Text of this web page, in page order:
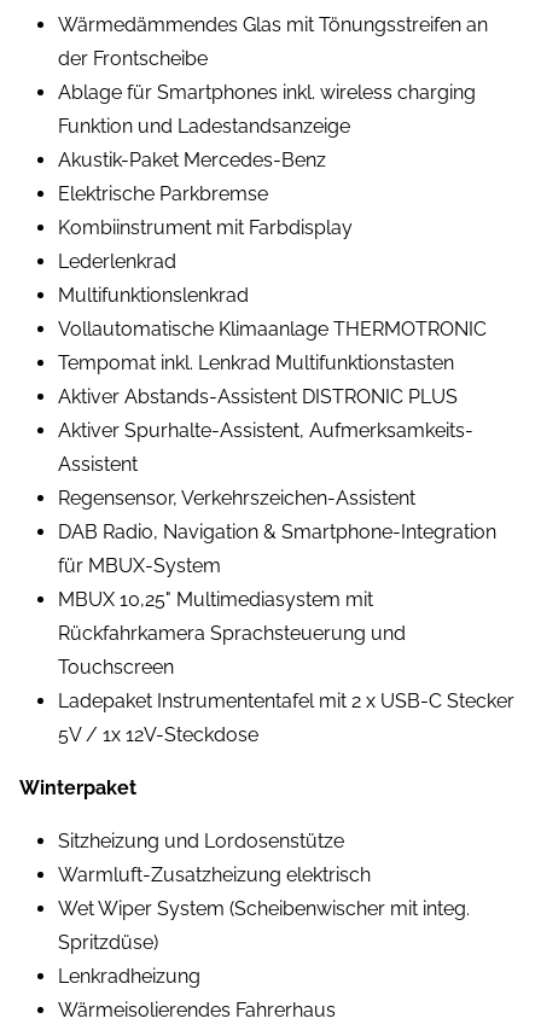
Wärmedämmendes Glas mit Tönungsstreifen an
der Frontscheibe
Ablage für Smartphones inkl. wireless charging
Funktion und Ladestandsanzeige
Akustik-Paket Mercedes-Benz
Elektrische Parkbremse
Kombiinstrument mit Farbdisplay
Lederlenkrad
Multifunktionslenkrad
Vollautomatische Klimaanlage THERMOTRONIC
Tempomat inkl. Lenkrad Multifunktionstasten
Aktiver Abstands-Assistent DISTRONIC PLUS
Aktiver Spurhalte-Assistent, Aufmerksamkeits-
Assistent
Regensensor, Verkehrszeichen-Assistent
DAB Radio, Navigation & Smartphone-Integration
für MBUX-System
MBUX 10,25" Multimediasystem mit
Rückfahrkamera Sprachsteuerung und
Touchscreen
Ladepaket Instrumententafel mit 2 x USB-C Stecker
5V / 1x 12V-Steckdose
Winterpaket
Sitzheizung und Lordosenstütze
Warmluft-Zusatzheizung elektrisch
Wet Wiper System (Scheibenwischer mit integ.
Spritzdüse)
Lenkradheizung
Wärmeisolierendes Fahrerhaus